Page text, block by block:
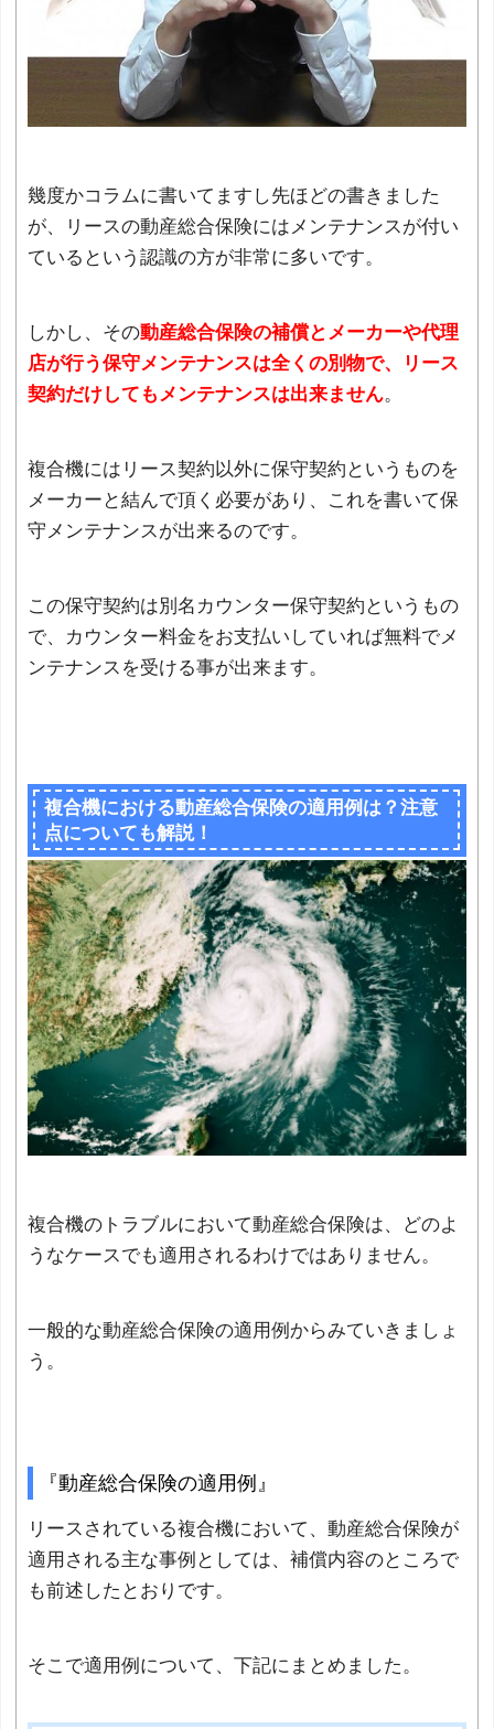
幾度かコラムに書いてますし先ほどの書きました
が、リースの動産総合保険にはメンテナンスが付い
ているという認識の方が非常に多いです。
しかし、その動産総合保険の補償とメーカーや代理
店が行う保守メンテナンスは全くの別物で、リース
契約だけしてもメンテナンスは出来ません。
複合機にはリース契約以外に保守契約というものを
メーカーと結んで頂く必要があり、これを書いて保
守メンテナンスが出来るのです。
この保守契約は別名カウンター保守契約というもの
で、カウンター料金をお支払いしていれば無料でメ
ンテナンスを受ける事が出来ます。
複合機における動産総合保険の適用例は？注意
点についても解説！
複合機のトラブルにおいて動産総合保険は、どのよ
うなケースでも適用されるわけではありません。
一般的な動産総合保険の適用例からみていきましょ
う。
『動産総合保険の適用例』
リースされている複合機において、動産総合保険が
適用される主な事例としては、補償内容のところで
も前述したとおりです。
そこで適用例について、下記にまとめました。